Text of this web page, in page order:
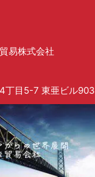
易株式会社
丁目5-7 東亜ビル903